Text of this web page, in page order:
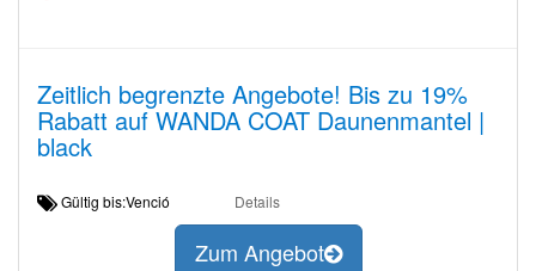
Zeitlich begrenzte Angebote! Bis zu 19%
Rabatt auf WANDA COAT Daunenmantel |
black
Gültig bis:Venció Details
Zum Angebot